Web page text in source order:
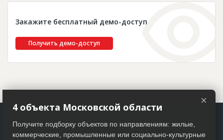
Закажите бесплатный демо-доступ
Получить демо-доступ
×
4 объекта Московской области
Получите подборку объектов по направлениям: жилые,
коммерческие, промышленные или социально-культурные